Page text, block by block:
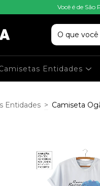
Você é de
Entidades
Entidades > Camiseta